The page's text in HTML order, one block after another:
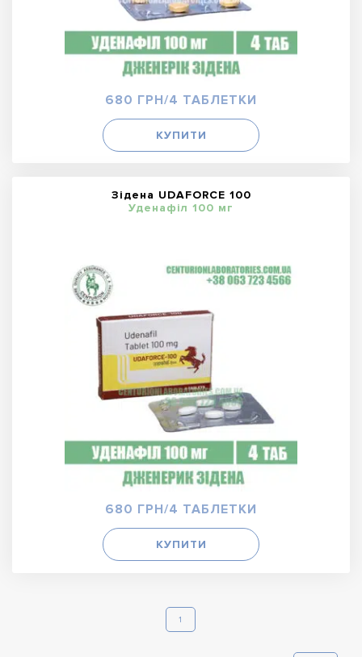
680 ГРН/4 ТАБЛЕТКИ
КУПИТИ
Зідена UDAFORCE 100
Уденафіл 100 мг
680 ГРН/4 ТАБЛЕТКИ
КУПИТИ
1